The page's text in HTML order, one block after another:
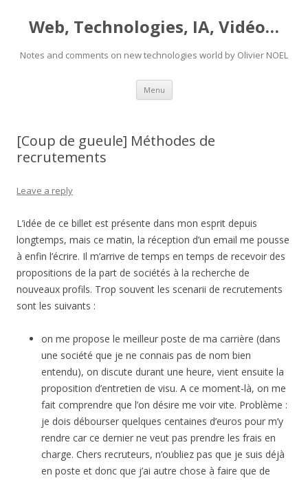
Web, Technologies, IA, Vidéo…
Notes and comments on new technologies world by Olivier NOEL
Menu Skip
content
[Coup de gueule] Méthodes de
recrutements
Leave a reply
L’idée de ce billet est présente dans mon esprit depuis
longtemps, mais ce matin, la réception d’un email me pousse
à enfin l’écrire. Il m’arrive de temps en temps de recevoir des
propositions de la part de sociétés à la recherche de
nouveaux profils. Trop souvent les scenarii de recrutements
sont les suivants :
on me propose le meilleur poste de ma carrière (dans
une société que je ne connais pas de nom bien
entendu), on discute durant une heure, vient ensuite la
proposition d’entretien de visu. A ce moment-là, on me
fait comprendre que l’on désire me voir vite. Problème :
je dois débourser quelques centaines d’euros pour m’y
rendre car ce dernier ne veut pas prendre les frais en
charge. Chers recruteurs, n’oubliez pas que je suis déjà
en poste et donc que j’ai autre chose à faire que de